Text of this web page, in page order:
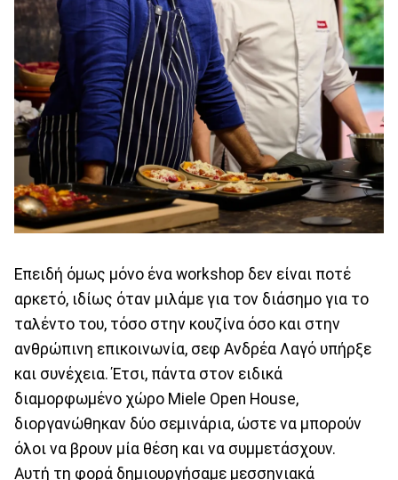
Επειδή όμως μόνο ένα workshop δεν είναι ποτέ
αρκετό, ιδίως όταν μιλάμε για τον διάσημο για το
ταλέντο του, τόσο στην κουζίνα όσο και στην
ανθρώπινη επικοινωνία, σεφ Ανδρέα Λαγό υπήρξε
και συνέχεια. Έτσι, πάντα στον ειδικά
διαμορφωμένο χώρο Miele Open House,
διοργανώθηκαν δύο σεμινάρια, ώστε να μπορούν
όλοι να βρουν μία θέση και να συμμετάσχουν.
Αυτή τη φορά δημιουργήσαμε μεσσηνιακά